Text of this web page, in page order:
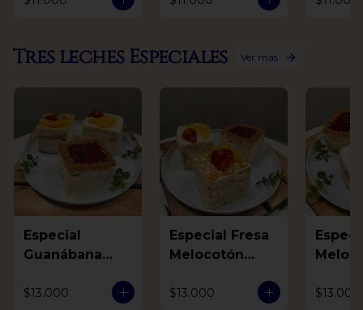
Tres leches Especiales Ver más
Especial
Guanábana
$13.000
Especial Fresa
Melocotón
$13.000
Especial
$13.000